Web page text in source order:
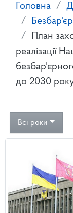
Головна
План
реалізації
до 2030
Всі роки